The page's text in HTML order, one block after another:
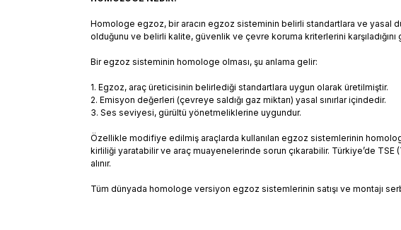
Homologe egzoz, bir aracın egzoz sisteminin belirli standartlara ve yasal
olduğunu ve belirli kalite, güvenlik ve çevre koruma kriterlerini
Bir egzoz sisteminin homologe olması, şu anlama gelir:
1. Egzoz, araç üreticisinin belirlediği standartlara uygun olarak üretilmiştir.
2. Emisyon değerleri (çevreye saldığı gaz miktarı) yasal sınırlar içindedir.
3. Ses seviyesi, gürültü yönetmeliklerine uygundur.
Özellikle modifiye edilmiş araçlarda kullanılan egzoz sistemlerinin
kirliliği yaratabilir ve araç muayenelerinde sorun çıkarabilir. Türkiye’de
alınır.
Tüm dünyada homologe versiyon egzoz sistemlerinin satışı ve montajı